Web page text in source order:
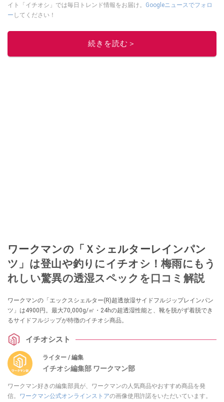
イト「イチオシ」では毎日トレンド情報をお届け。 Googleニュースでフォロ
ー してください！
このイチオシストの他の記事を読む
続きを読む＞
ワークマンの「Ｘシェルターレインパン
ツ」は登山や釣りにイチオシ！梅雨にもう
れしい驚異の透湿スペックを口コミ解説
ワークマンの「エックスシェルター(R)超透放湿サイドフルジップレインパン
ツ」は4900円。最大70,000g/㎡・24hの超透湿性能と、靴を脱がず着脱でき
るサイドフルジップが特徴のイチオシ商品。
イチオシスト
ライター / 編集
イチオシ編集部 ワークマン部
ワークマン好きの編集部員が、ワークマンの人気商品やおすすめ商品を発
信。 ワークマン公式オンラインストアの画像使用許諾をいただいています。